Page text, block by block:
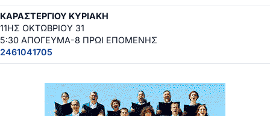
ΚΑΡΑΣΤΕΡΓΙΟΥ ΚΥΡΙΑΚΗ
11ΗΣ ΟΚΤΩΒΡΙΟΥ 31
5:30 ΑΠΟΓΕΥΜΑ-8 ΠΡΩΙ ΕΠΟΜΕΝΗΣ
2461041705